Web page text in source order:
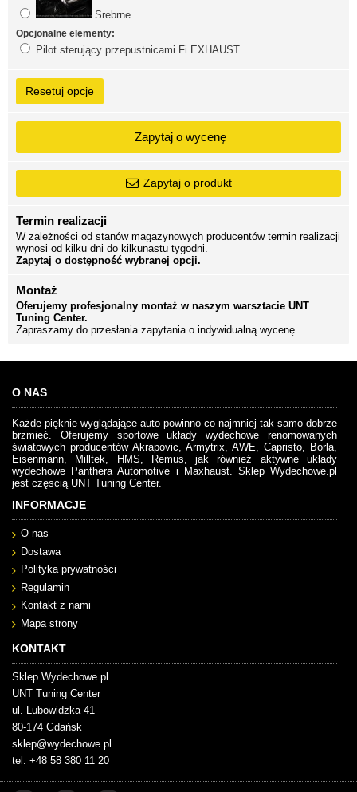
Srebrne
Opcjonalne elementy:
Pilot sterujący przepustnicami Fi EXHAUST
Resetuj opcje
Zapytaj o wycenę
Zapytaj o produkt
Termin realizacji
W zależności od stanów magazynowych producentów termin realizacji
wynosi od kilku dni do kilkunastu tygodni.
Zapytaj o dostępność wybranej opcji.
Montaż
Oferujemy profesjonalny montaż w naszym warsztacie UNT
Tuning Center.
Zapraszamy do przesłania zapytania o indywidualną wycenę.
O NAS
Każde pięknie wyglądające auto powinno co najmniej tak samo dobrze
brzmieć. Oferujemy sportowe układy wydechowe renomowanych
światowych producentów Akrapovic, Armytrix, AWE, Capristo, Borla,
Eisenmann, Milltek, HMS, Remus, jak również aktywne układy
wydechowe Panthera Automotive i Maxhaust. Sklep Wydechowe.pl
jest częscią UNT Tuning Center.
INFORMACJE
O nas
Dostawa
Polityka prywatności
Regulamin
Kontakt z nami
Mapa strony
KONTAKT
Sklep Wydechowe.pl
UNT Tuning Center
ul. Lubowidzka 41
80-174 Gdańsk
sklep@wydechowe.pl
tel: +48 58 380 11 20